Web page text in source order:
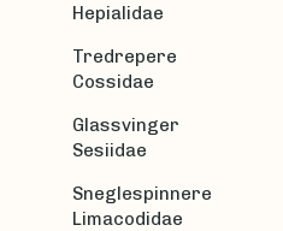
Hepialidae
Tredrepere
Cossidae
Glassvinger
Sesiidae
Sneglespinnere
Limacodidae